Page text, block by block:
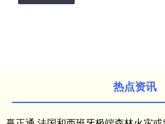
热点资讯